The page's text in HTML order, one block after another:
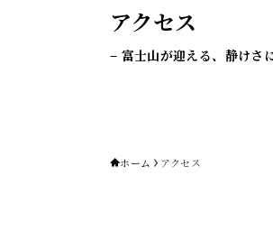
アクセス
– 富士山が迎える、静けさ
ホーム アクセス